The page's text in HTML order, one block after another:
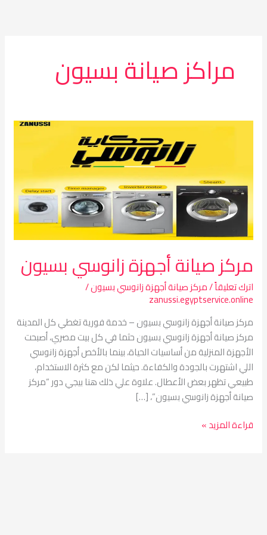
مراكز صيانة بسيون
مركز صيانة أجهزة زانوسي بسيون
اترك تعليقاً/مركز صيانة أجهزة زانوسي بسيون/
zanussi.egyptservice.online
مركز صيانة أجهزة زانوسي بسيون – خدمة فورية تغطي كل المدينة
مركز صيانة أجهزة زانوسي بسيون حثما في كل بيت مصري، أصبحت
الأجهزة المنزلية من أساسيات الحياة، بينما بالأخص أجهزة زانوسي
اللي اشتهرت بالجودة والكفاءة. حيثما لكن مع كثرة الاستخدام،
طبيعي تظهر بعض الأعطال. علاوة علي ذلك هنا بيجي دور “مركز
صيانة أجهزة زانوسي بسيون”، […]
زانوسي
بسيون
قراءة المزيد »